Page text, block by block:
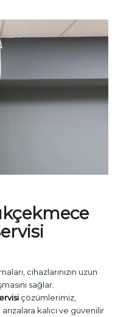
cihazlarınızın uzun
sağlar.
çözümlerimiz,
kalıcı ve güvenilir